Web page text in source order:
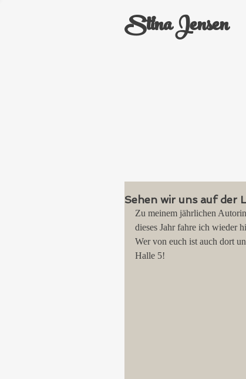
Stina Jensen
Sehen wir uns auf der
Zu meinem jährlichen
dieses Jahr fahre ich wieder
Wer von euch ist auch dort
Halle 5!